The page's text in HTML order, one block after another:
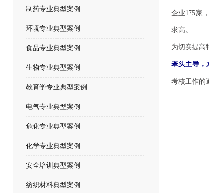
制药专业典型案例
环境专业典型案例
食品专业典型案例
生物专业典型案例
教育学专业典型案例
电气专业典型案例
危化专业典型案例
化学专业典型案例
安全培训典型案例
纺织材料典型案例
企业175家
求高。
为切实提高
牵头主导，
考核工作的